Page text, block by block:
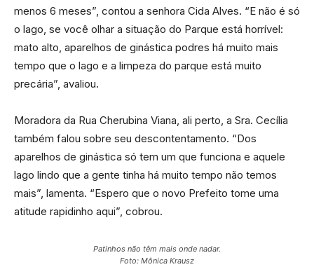
menos 6 meses”, contou a senhora Cida Alves. “E não é só
o lago, se você olhar a situação do Parque está horrível:
mato alto, aparelhos de ginástica podres há muito mais
tempo que o lago e a limpeza do parque está muito
precária”, avaliou.
Moradora da Rua Cherubina Viana, ali perto, a Sra. Cecília
também falou sobre seu descontentamento. “Dos
aparelhos de ginástica só tem um que funciona e aquele
lago lindo que a gente tinha há muito tempo não temos
mais”, lamenta. “Espero que o novo Prefeito tome uma
atitude rapidinho aqui”, cobrou.
Patinhos não têm mais onde nadar.
Foto: Mônica Krausz